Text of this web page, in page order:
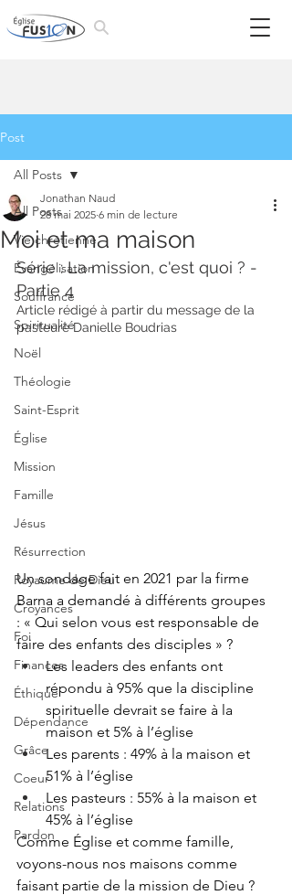
Post
All Posts
Vie chrétienne
Évangélisation
Souffrance
Spiritualité
Noël
Théologie
Saint-Esprit
Église
Mission
Famille
Jésus
Résurrection
Royaume de Dieu
Croyances
Foi
Finances
Éthique
Dépendance
Grâce
Coeur
Relations
Pardon
All Posts
Moi et ma maison
Jonathan Naud
28 mai 2025 6 min de lecture
Série : La mission, c'est quoi ? -
Partie 4
Article rédigé à partir du message de la
pasteure Danielle Boudrias
Un sondage fait en 2021 par la firme
Barna a demandé à différents groupes
: « Qui selon vous est responsable de
faire des enfants des disciples » ?
Les leaders des enfants ont
répondu à 95% que la discipline
spirituelle devrait se faire à la
maison et 5% à l’église
Les parents : 49% à la maison et
51% à l’église
Les pasteurs : 55% à la maison et
45% à l’église
Comme Église et comme famille,
voyons-nous nos maisons comme
faisant partie de la mission de Dieu ?